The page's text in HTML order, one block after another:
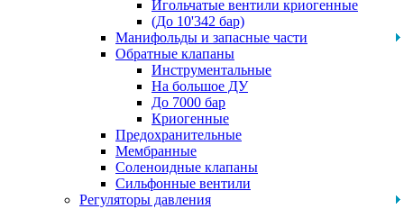
Игольчатые вентили криогенные
(До 10'342 бар)
Манифольды и запасные части
Обратные клапаны
Инструментальные
На большое ДУ
До 7000 бар
Криогенные
Предохранительные
Мембранные
Соленоидные клапаны
Сильфонные вентили
Регуляторы давления